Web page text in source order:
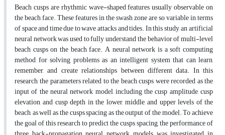
Beach cusps are rhythmic wave-shaped features usually observable on
the beach face. These features in the swash zone are so variable in terms
of space and time due to wave attacks and tides. In this study, an artificial
neural network was used to fully understand the behavior of multi-level
beach cusps on the beach face. A neural network is a soft computing
method for solving problems as an intelligent system that can learn,
remember, and create relationships between different data. In this
research, the parameters related to the beach cusps were recorded as the
input of the neural network model, including the cusp amplitude, cusp
elevation, and cusp depth in the lower, middle, and upper levels of the
beach, as well as the cusps spacing as the output of the model. To achieve
the goal of this research to predict the cusps spacing, the performance of